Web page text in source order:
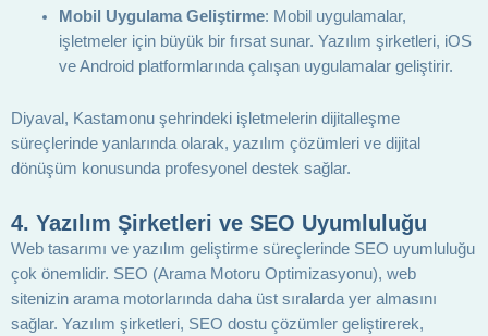
Mobil Uygulama Geliştirme: Mobil uygulamalar,
işletmeler için büyük bir fırsat sunar. Yazılım şirketleri, iOS
ve Android platformlarında çalışan uygulamalar geliştirir.
Diyaval, Kastamonu şehrindeki işletmelerin dijitalleşme
süreçlerinde yanlarında olarak, yazılım çözümleri ve dijital
dönüşüm konusunda profesyonel destek sağlar.
4. Yazılım Şirketleri ve SEO Uyumluluğu
Web tasarımı ve yazılım geliştirme süreçlerinde SEO uyumluluğu
çok önemlidir. SEO (Arama Motoru Optimizasyonu), web
sitenizin arama motorlarında daha üst sıralarda yer almasını
sağlar. Yazılım şirketleri, SEO dostu çözümler geliştirerek,